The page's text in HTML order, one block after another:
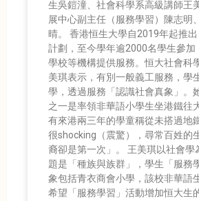
生吳鎧潼、社會科學系高級講師王
展中心副主任（服務學習）陳志明
晴。 香港恒生大學自2019年起推出
計劃，至今學年逾2000名學生參加
學校等機構提供服務。恒大社會科
美琪表示，有別一般義工服務，學
學，透過服務「認識社會真象」。
之一是率領非華語小學生坐港鐵往
有來港兩三年的學童稱從未搭過地
很shocking（震驚），尋常百姓的
裔卻是第一次」。 王美琪以社會學
題是「種族與族群」，學生「服務
象包括青衣商會小學，該校非華語
希望「服務學習」活動增加恒大生